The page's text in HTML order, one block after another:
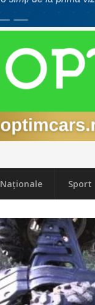
Naţionale Sport